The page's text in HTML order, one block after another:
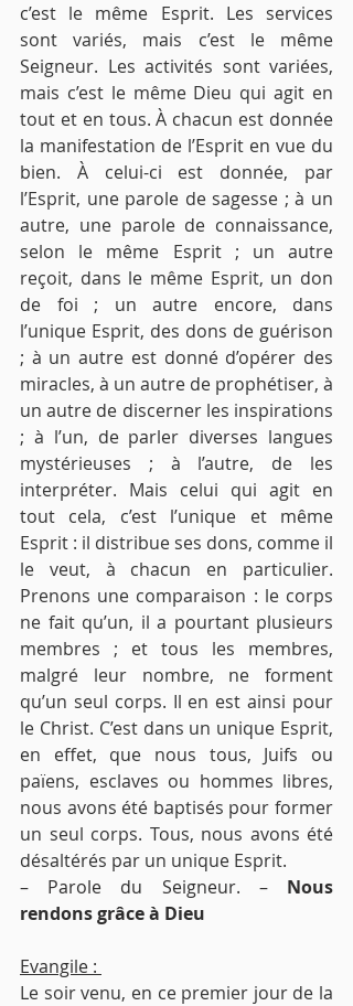
c’est le même Esprit. Les services
sont variés, mais c’est le même
Seigneur. Les activités sont variées,
mais c’est le même Dieu qui agit en
tout et en tous. À chacun est donnée
la manifestation de l’Esprit en vue du
bien. À celui-ci est donnée, par
l’Esprit, une parole de sagesse ; à un
autre, une parole de connaissance,
selon le même Esprit ; un autre
reçoit, dans le même Esprit, un don
de foi ; un autre encore, dans
l’unique Esprit, des dons de guérison
; à un autre est donné d’opérer des
miracles, à un autre de prophétiser, à
un autre de discerner les inspirations
; à l’un, de parler diverses langues
mystérieuses ; à l’autre, de les
interpréter. Mais celui qui agit en
tout cela, c’est l’unique et même
Esprit : il distribue ses dons, comme il
le veut, à chacun en particulier.
Prenons une comparaison : le corps
ne fait qu’un, il a pourtant plusieurs
membres ; et tous les membres,
malgré leur nombre, ne forment
qu’un seul corps. Il en est ainsi pour
le Christ. C’est dans un unique Esprit,
en effet, que nous tous, Juifs ou
païens, esclaves ou hommes libres,
nous avons été baptisés pour former
un seul corps. Tous, nous avons été
désaltérés par un unique Esprit.
– Parole du Seigneur. – Nous
rendons grâce à Dieu
Evangile :
Le soir venu, en ce premier jour de la